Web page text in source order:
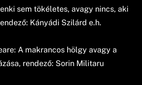
sem tökéletes, avagy nincs, aki
Kányádi Szilárd e.h.
A makrancos hölgy avagy a
rendező: Sorin Militaru